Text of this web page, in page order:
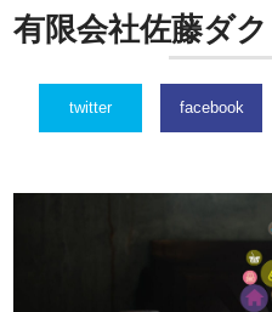
有限会社佐藤ダ
twitter facebook